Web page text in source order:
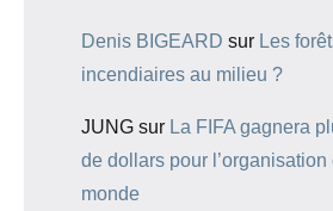
Denis BIGEARD sur Les
incendiaires au milieu ?
JUNG sur La FIFA gagnera
de dollars pour
monde